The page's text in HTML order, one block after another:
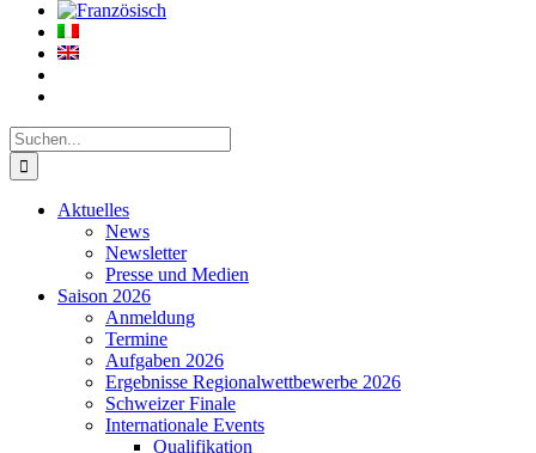
Suche
nach:
Aktuelles
News
Newsletter
Presse und Medien
Saison 2026
Anmeldung
Termine
Aufgaben 2026
Ergebnisse Regionalwettbewerbe 2026
Schweizer Finale
Internationale Events
Qualifikation